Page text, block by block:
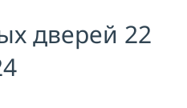
подтверждаю
сполитикой
и даю согласие
персональных данных
дверей 22